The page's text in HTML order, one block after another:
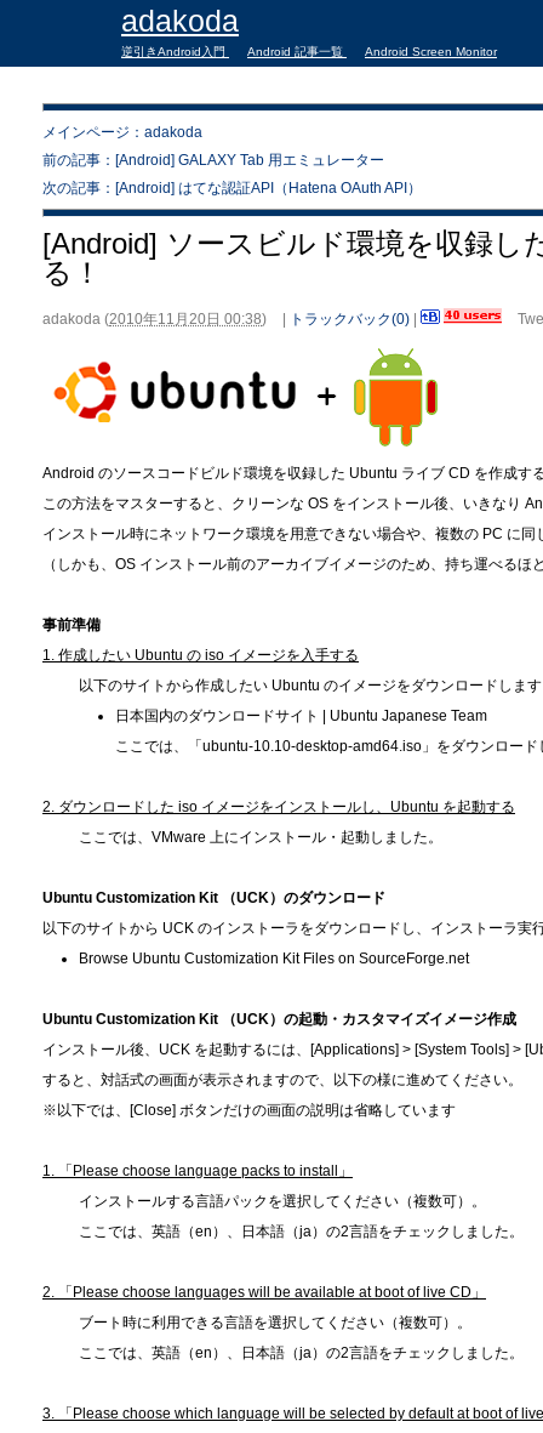
adakoda
逆引きAndroid入門 Android 記事一覧 Android Screen Monitor
メインページ：adakoda
前の記事：[Android] GALAXY Tab 用エミュレーター
次の記事：[Android] はてな認証API（Hatena OAuth API）
[Android] ソースビルド環境を収録し
る！
adakoda (2010年11月20日 00:38) トラックバック(0)
Android のソースコードビルド環境を収録した Ubuntu ライブ CD を作成す
この方法をマスターすると、クリーンな OS をインストール後、いきなり
インストール時にネットワーク環境を用意できない場合や、複数の PC に
（しかも、OS インストール前のアーカイブイメージのため、持ち運べるほ
事前準備
1. 作成したい Ubuntu の iso イメージを入手する
以下のサイトから作成したい Ubuntu のイメージをダウンロードしま
日本国内のダウンロードサイト | Ubuntu Japanese Team
ここでは、「ubuntu-10.10-desktop-amd64.iso」をダウンロード
2. ダウンロードした iso イメージをインストールし、Ubuntu を起動する
ここでは、VMware 上にインストール・起動しました。
Ubuntu Customization Kit （UCK）のダウンロード
以下のサイトから UCK のインストーラをダウンロードし、インストーラ実
Browse Ubuntu Customization Kit Files on SourceForge.net
Ubuntu Customization Kit （UCK）の起動・カスタマイズイメージ作成
インストール後、UCK を起動するには、[Applications] > [System Tools] >
すると、対話式の画面が表示されますので、以下の様に進めてください。
※以下では、[Close] ボタンだけの画面の説明は省略しています
1. 「Please choose language packs to install」
インストールする言語パックを選択してください（複数可）。
ここでは、英語（en）、日本語（ja）の2言語をチェックしました。
2. 「Please choose languages will be available at boot of live CD」
ブート時に利用できる言語を選択してください（複数可）。
ここでは、英語（en）、日本語（ja）の2言語をチェックしました。
3. 「Please choose which language will be selected by default at boot of